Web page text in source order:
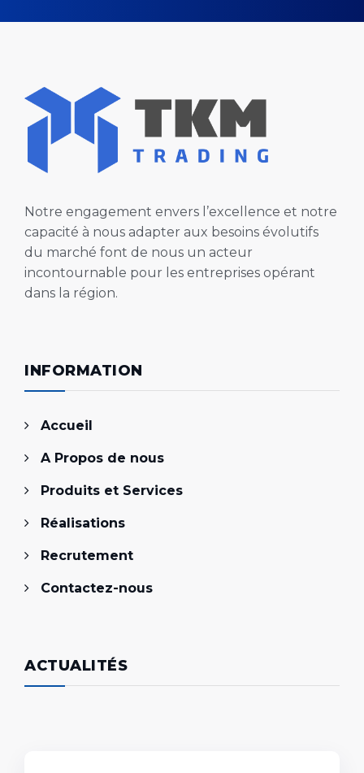
Notre engagement envers l’excellence et notre
capacité à nous adapter aux besoins évolutifs
du marché font de nous un acteur
incontournable pour les entreprises opérant
dans la région.
INFORMATION
Accueil
A Propos de nous
Produits et Services
Réalisations
Recrutement
Contactez-nous
ACTUALITÉS